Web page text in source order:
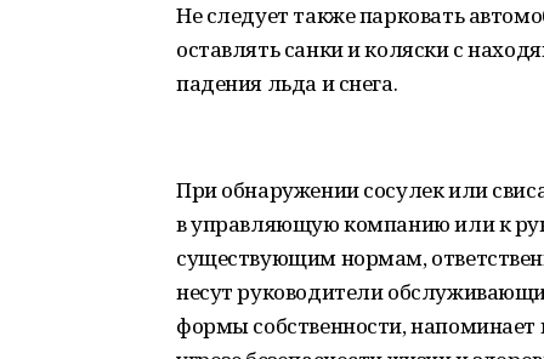
Не следует также парковать
оставлять санки и коляски с
падения льда и снега.
При обнаружении сосулек или
в управляющую компанию или к
существующим нормам,
несут руководители
формы собственности, напоминает